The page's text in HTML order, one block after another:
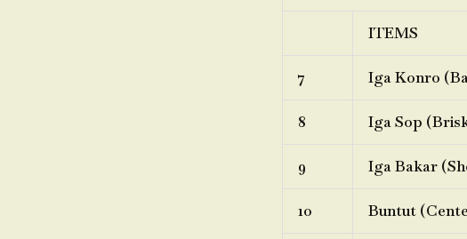
ITEMS
7 Iga Konro
8 Iga Sop
9 Iga Bakar
10 Buntut